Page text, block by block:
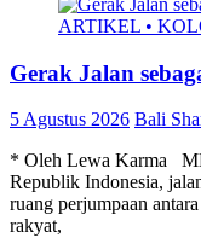
ARTIKEL •
Gerak Jalan
5 Agustus 2026 Bali
* Oleh Lewa Karma
Republik Indonesia,
ruang perjumpaan
rakyat,